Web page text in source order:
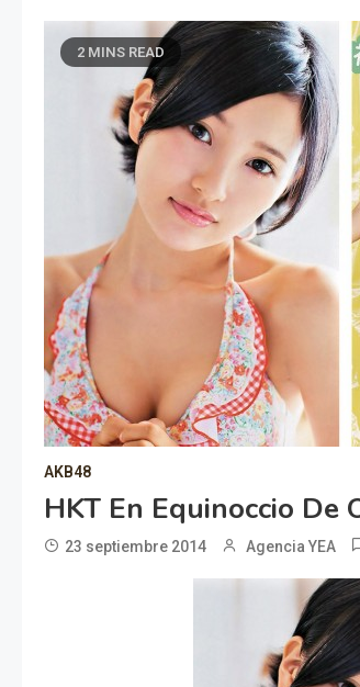
2 MINS READ
AKB48
HKT En Equinoccio De
23 septiembre 2014 Agencia YEA